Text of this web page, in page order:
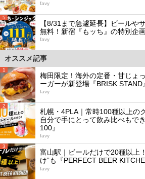
favy
5
【8/31まで急遽延長】ビールや
無料！新宿『もッち』の特別企
favy
オススメ記事
1
梅田限定！海外の定番・甘じょ
ーガーが新登場『BRISK STAND』
favy
2
札幌・4PLA｜常時100種以上の
自分で手にとって飲み比べもで
100』
favy
3
富山駅｜ビールだけで20種以上
け”も『PERFECT BEER
favy